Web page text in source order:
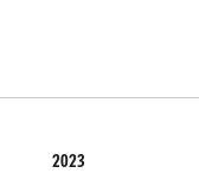
2023